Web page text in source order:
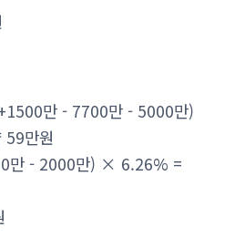
만 - 7700만 - 5000만)
만원
만 - 2000만) × 6.26% =